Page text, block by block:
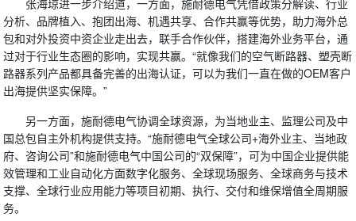
张海琼进一步介绍道，一方面，施耐德电气凭借政策分解读、行业
分析、品牌植入、抱团出海、机遇共享、合作共赢等优势，助力海外总
包和对外投资中资企业走出去，联手合作伙伴，搭建海外业务平台，通
过对于行业生态圈的影响，实现共赢。“就像我们的空气断路器、塑壳断
路器系列产品都具备完善的出海认证，可以为我们一直在做的OEM客户
出海提供坚实保障。”
另一方面，施耐德电气协调全球资源，为当地业主、监理公司及中
国总包自主外机构提供支持。“施耐德电气全球公司+海外业主、当地政
府、咨询公司”和施耐德电气中国公司的“双保障”，可为中国企业提供能
效管理和工业自动化方面数字化服务、全球现场服务、全球商务与技术
支撑、全球行业应用能力等项目初期、执行、交付和维保增值全周期服
务。